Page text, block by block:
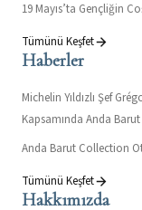
19 Mayıs’ta Gençliğin
Tümünü Keşfet
Haberler
Michelin Yıldızlı Şef
Kapsamında Anda
Anda Barut Collection
Tümünü Keşfet
Hakkımızda